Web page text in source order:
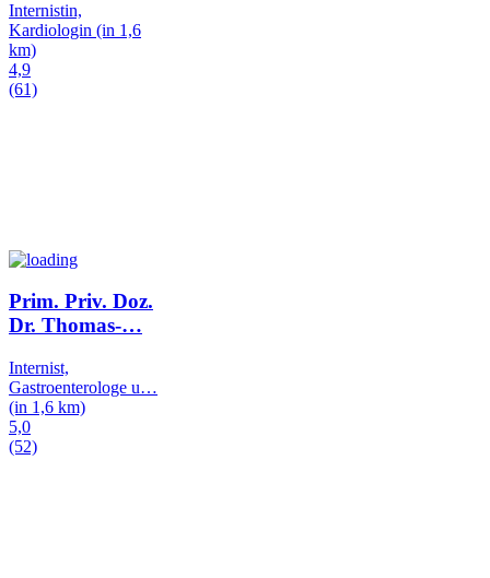
Internistin,
Kardiologin (in 1,6
km)
4,9
(61)
Prim. Priv. Doz.
Dr. Thomas-…
Internist,
Gastroenterologe u…
(in 1,6 km)
5,0
(52)